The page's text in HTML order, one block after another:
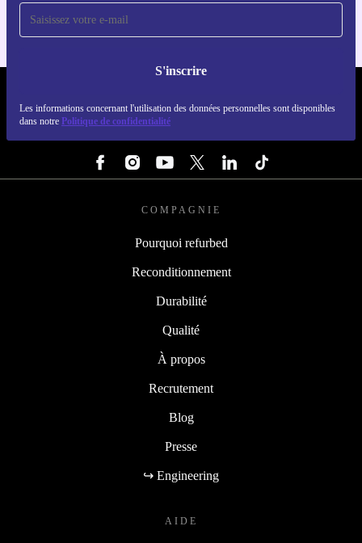
S'inscrire
Les informations concernant l'utilisation des données personnelles sont disponibles
dans notre Politique de confidentialité
COMPAGNIE
Pourquoi refurbed
Reconditionnement
Durabilité
Qualité
À propos
Recrutement
Blog
Presse
↪ Engineering
AIDE